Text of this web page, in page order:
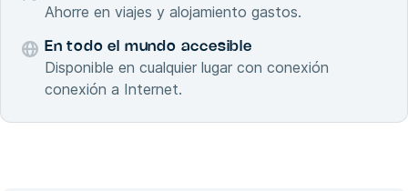
Ahorre en viajes y alojamiento gastos.
En todo el mundo accesible
Disponible en cualquier lugar con conexión
conexión a Internet.